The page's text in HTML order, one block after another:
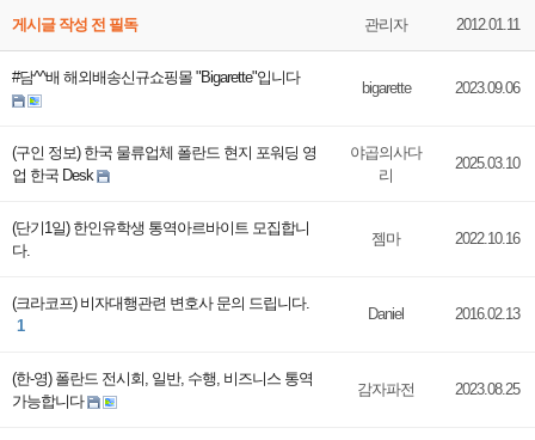
게시글 작성 전 필독 관리자 2012.01.11
#담^^배 해외배송신규쇼핑몰 "Bigarette"입니다
bigarette 2023.09.06
(구인 정보) 한국 물류업체 폴란드 현지 포워딩 영
업 한국 Desk
야곱의사다
리
2025.03.10
(단기1일) 한인유학생 통역아르바이트 모집합니
다.
젬마 2022.10.16
(크라코프) 비자대행관련 변호사 문의 드립니다.
1
Daniel 2016.02.13
(한-영) 폴란드 전시회, 일반, 수행, 비즈니스 통역
가능합니다
감자파전 2023.08.25